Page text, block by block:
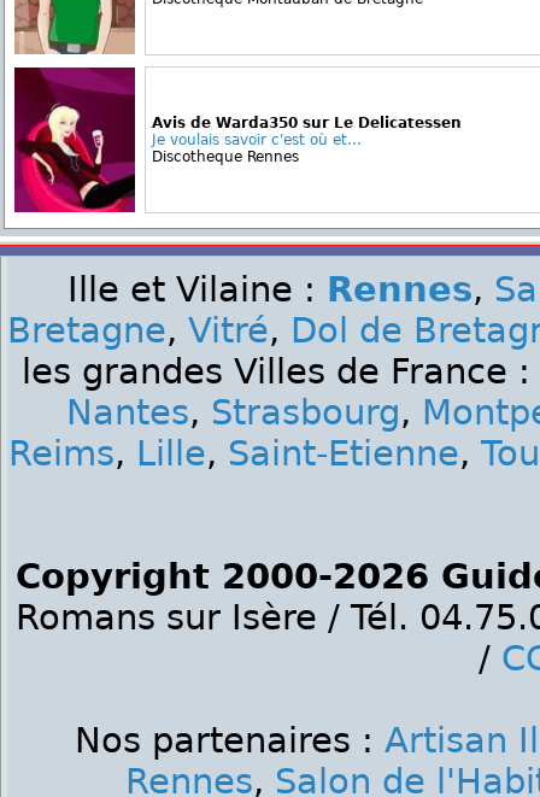
Avis de Warda350 sur Le Delicatessen
Je voulais savoir c'est où et...
Discotheque Rennes
Ille et Vilaine : Rennes,
Bretagne, Vitré, Dol de
les grandes Villes de France :
Nantes, Strasbourg,
Reims, Lille, Saint-Etienne,
Copyright 2000-2026
Romans sur Isère / Tél.
/
Nos partenaires : Artisan
Rennes, Salon de